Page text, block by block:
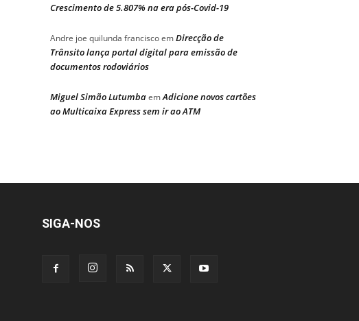
Crescimento de 5.807% na era pós-Covid-19
Andre joe quilunda franciscoemDirecção de
Trânsito lança portal digital para emissão de
documentos rodoviários
Miguel Simão LutumbaemAdicione novos cartões
ao Multicaixa Express sem ir ao ATM
SIGA-NOS